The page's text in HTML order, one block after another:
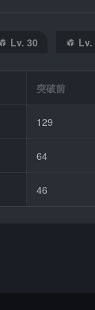
Lv. 30 Lv.
突破前
129
64
46